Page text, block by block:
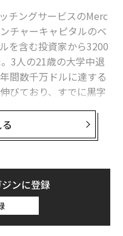
チングサービスのMerc
チャーキャピタルのベ
を含む投資家から3200
3人の21歳の大学中退
間数千万ドルに達する
びており、すでに黒字
の2年生を終えたばかり
ュ・ヒレマスらを、大
の同級生だった3人
ニアと米国のスター
メルコアを立ち上げ
万ドル（約1億4300
ンに登録